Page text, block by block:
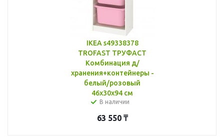
IKEA s49338378
TROFAST ТРУФАСТ
Комбинация д/
хранения+контейнеры -
белый/розовый
46x30x94 см
В наличии
63 550₸